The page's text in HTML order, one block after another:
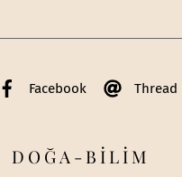
Facebook Thread
DOĞA-BİLİM